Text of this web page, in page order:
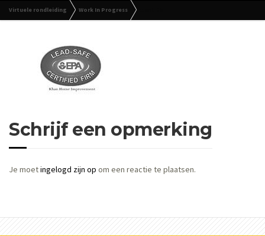
Virtuele rondleiding Work In Progress
Schrijf een opmerking
Je moetingelogd zijn op om een reactie te plaatsen.